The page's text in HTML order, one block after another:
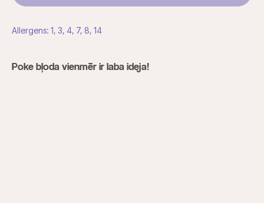
Allergens: 1, 3, 4, 7, 8, 14
Poke bļoda vienmēr ir laba ideja!